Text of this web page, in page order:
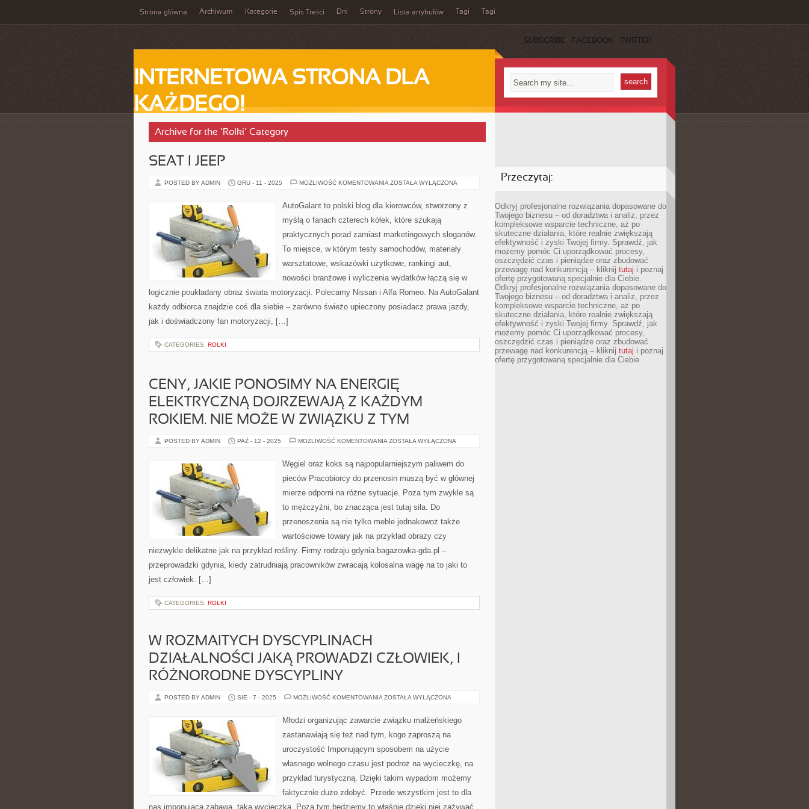
Strona główna Archiwum Kategorie Spis Treści Dni Strony Lista artykułów Tagi Tagi
SUBSCRIBE FACEBOOK TWITTER
INTERNETOWA STRONA DLA
KAŻDEGO!
Archive for the ‘Rolki’ Category
SEAT I JEEP
POSTED BY ADMIN GRU - 11 - 2025 MOŻLIWOŚĆ KOMENTOWANIA SEAT
ZOSTAŁA WYŁĄCZONA
AutoGalant to polski blog dla kierowców, stworzony z
myślą o fanach czterech kółek, które szukają
praktycznych porad zamiast marketingowych sloganów.
To miejsce, w którym testy samochodów, materiały
warsztatowe, wskazówki użytkowe, rankingi aut,
nowości branżowe i wyliczenia wydatków łączą się w
logicznie poukładany obraz świata motoryzacji. Polecamy Nissan i Alfa Romeo. Na AutoGalant
każdy odbiorca znajdzie coś dla siebie – zarówno świeżo upieczony posiadacz prawa jazdy,
jak i doświadczony fan motoryzacji, […]
CATEGORIES: ROLKI
CENY, JAKIE PONOSIMY NA ENERGIĘ
ELEKTRYCZNĄ DOJRZEWAJĄ Z KAŻDYM
ROKIEM. NIE MOŻE W ZWIĄZKU Z TYM
POSTED BY ADMIN PAŹ - 12 - 2025 MOŻLIWOŚĆ KOMENTOWANIA CENY,
ENERGIĘ
DOJRZEWAJĄ
KAŻDYM
NIE
W
ZWIĄZKU
TYM
ZOSTAŁA WYŁĄCZONA
Węgiel oraz koks są najpopularniejszym paliwem do
pieców Pracobiorcy do przenosin muszą być w głównej
mierze odporni na różne sytuacje. Poza tym zwykle są
to mężczyźni, bo znacząca jest tutaj siła. Do
przenoszenia są nie tylko meble jednakowoż także
wartościowe towary jak na przykład obrazy czy
niezwykle delikatne jak na przykład rośliny. Firmy rodzaju gdynia.bagazowka-gda.pl –
przeprowadzki gdynia, kiedy zatrudniają pracowników zwracają kolosalna wagę na to jaki to
jest człowiek. […]
CATEGORIES: ROLKI
W ROZMAITYCH DYSCYPLINACH
DZIAŁALNOŚCI JAKĄ PROWADZI CZŁOWIEK, I
RÓŻNORODNE DYSCYPLINY
POSTED BY ADMIN SIE - 7 - 2025 MOŻLIWOŚĆ KOMENTOWANIA W
DZIAŁALNOŚCI
JAKĄ
CZŁOWIEK,
RÓŻNORODNE
ZOSTAŁA WYŁĄCZONA
Młodzi organizując zawarcie związku małżeńskiego
zastanawiają się też nad tym, kogo zaproszą na
uroczystość Imponującym sposobem na użycie
własnego wolnego czasu jest podroż na wycieczkę, na
przykład turystyczną. Dzięki takim wypadom możemy
faktycznie dużo zdobyć. Przede wszystkim jest to dla
nas imponująca zabawa, taka wycieczka. Poza tym będziemy to właśnie dzięki niej zażywać
Przeczytaj:
Odkryj profesjonalne rozwiązania dopasowane do
Twojego biznesu – od doradztwa i analiz, przez
kompleksowe wsparcie techniczne, aż po
skuteczne działania, które realnie zwiększają
efektywność i zyski Twojej firmy. Sprawdź, jak
możemy pomóc Ci uporządkować procesy,
oszczędzić czas i pieniądze oraz zbudować
przewagę nad konkurencją – kliknij tutaj i poznaj
ofertę przygotowaną specjalnie dla Ciebie.
Odkryj profesjonalne rozwiązania dopasowane do
Twojego biznesu – od doradztwa i analiz, przez
kompleksowe wsparcie techniczne, aż po
skuteczne działania, które realnie zwiększają
efektywność i zyski Twojej firmy. Sprawdź, jak
możemy pomóc Ci uporządkować procesy,
oszczędzić czas i pieniądze oraz zbudować
przewagę nad konkurencją – kliknij tutaj i poznaj
ofertę przygotowaną specjalnie dla Ciebie.